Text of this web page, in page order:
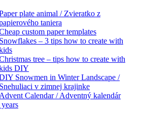
plate animal / Zvieratko z
taniera
custom paper templates
Snowflakes – 3 tips how to create with
tree – tips how to create with
DIY
Snowmen in Winter Landscape /
Snehuliaci v zimnej krajinke
Advent Calendar / Adventný kalendár